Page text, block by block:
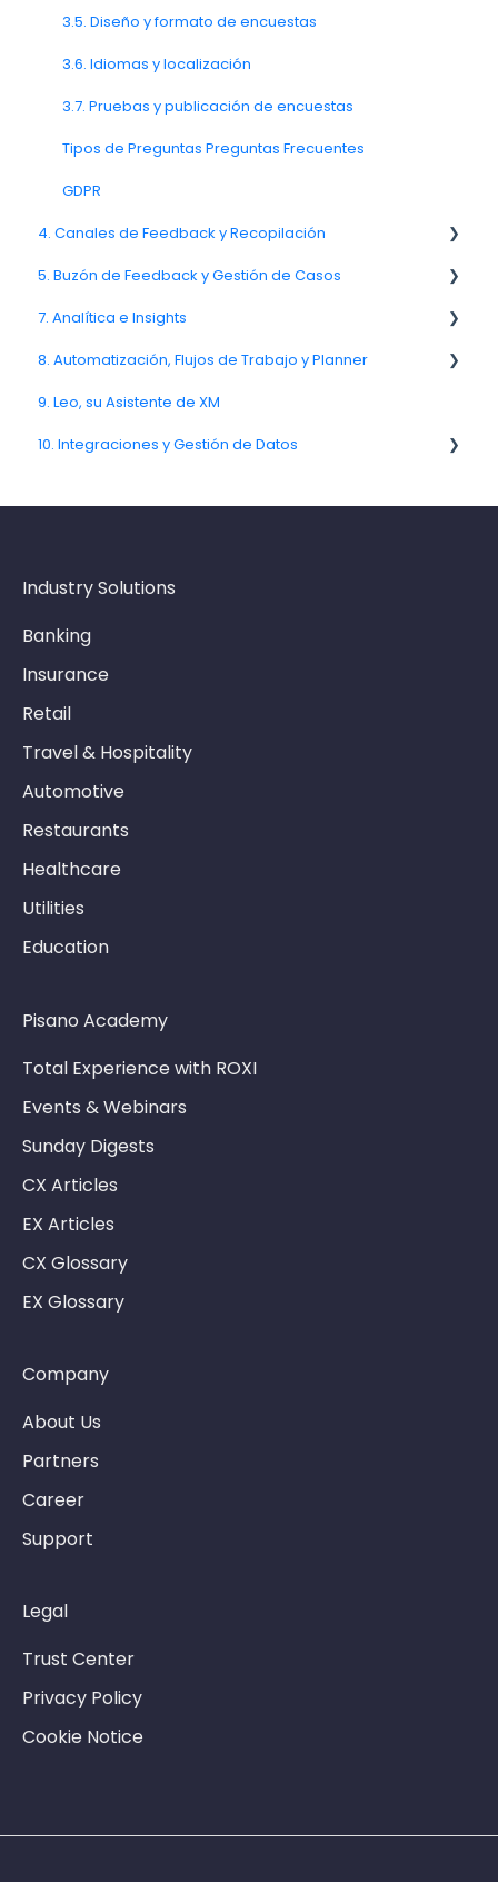
3.5. Diseño y formato de encuestas
3.6. Idiomas y localización
3.7. Pruebas y publicación de encuestas
Tipos de Preguntas Preguntas Frecuentes
GDPR
4. Canales de Feedback y Recopilación
4.11. Entrega y rendimiento de canales
Canal de Enlace
5. Buzón de Feedback y Gestión de Casos
Spam
Comentario
7. Analítica e Insights
7.6. Análisis de impulsores
8. Automatización, Flujos de Trabajo y Planner
8.2. Reglas y escalamientos
9. Leo, su Asistente de XM
10. Integraciones y Gestión de Datos
Industry Solutions
Banking
Insurance
Retail
Travel & Hospitality
Automotive
Restaurants
Healthcare
Utilities
Education
Pisano Academy
Total Experience with ROXI
Events & Webinars
Sunday Digests
CX Articles
EX Articles
CX Glossary
EX Glossary
Company
About Us
Partners
Career
Support
Legal
Trust Center
Privacy Policy
Cookie Notice